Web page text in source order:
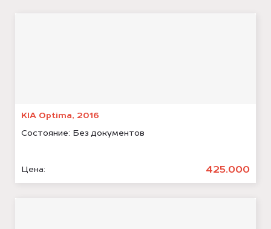
KIA Optima, 2016
Состояние: Без документов
Цена: 425.000